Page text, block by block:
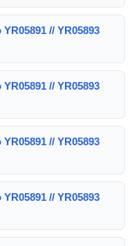
// YR05893
// YR05893
// YR05893
// YR05893